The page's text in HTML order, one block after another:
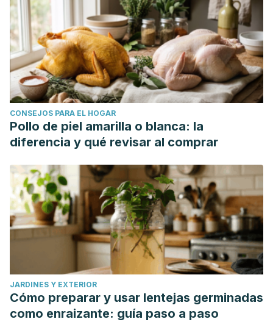
CONSEJOS PARA EL HOGAR
Pollo de piel amarilla o blanca: la
diferencia y qué revisar al comprar
JARDINES Y EXTERIOR
Cómo preparar y usar lentejas germinadas
como enraizante: guía paso a paso